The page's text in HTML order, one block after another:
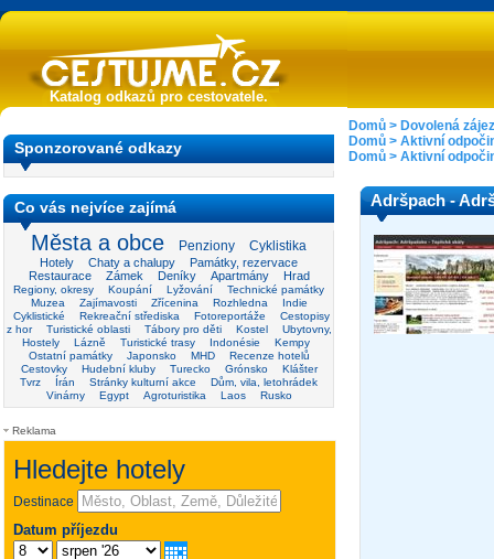
Katalog odkazů pro cestovatele.
Sponzorované odkazy
Co vás nejvíce zajímá
Města a obce Penziony Cyklistika
Hotely Chaty a chalupy
Památky, rezervace
Restaurace
Zámek Deníky Apartmány Hrad
Regiony, okresy Koupání Lyžování
Technické památky
Muzea
Zajímavosti Zřícenina Rozhledna
Indie
Cyklistické
Rekreační střediska Fotoreportáže
Cestopisy
z hor
Turistické oblasti Tábory pro děti Kostel
Ubytovny,
Hostely
Lázně Turistické trasy Indonésie
Kempy
Ostatní památky
Japonsko MHD
Recenze hotelů
Cestovky
Hudební kluby Turecko Grónsko
Klášter
Tvrz
Írán Stránky kulturní akce
Dům, vila, letohrádek
Vinárny
Egypt Agroturistika Laos Rusko
Reklama
Domů > Dovolená
Domů > Aktivní
Domů > Aktivní
Adršpach -